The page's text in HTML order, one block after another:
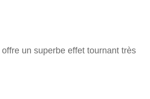
offre un superbe effet tournant très